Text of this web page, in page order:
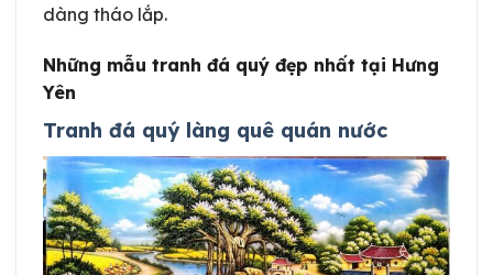
dàng tháo lắp.
Những mẫu tranh đá quý đẹp nhất tại Hưng
Yên
Tranh đá quý làng quê quán nước